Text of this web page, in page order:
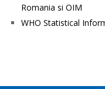
Romania si OIM
WHO Statistical